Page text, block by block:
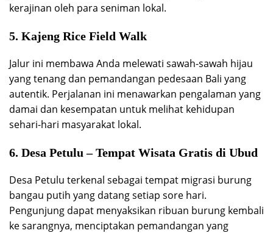
kerajinan oleh para seniman lokal.
5. Kajeng Rice Field Walk
Jalur ini membawa Anda melewati sawah-sawah hijau
yang tenang dan pemandangan pedesaan Bali yang
autentik. Perjalanan ini menawarkan pengalaman yang
damai dan kesempatan untuk melihat kehidupan
sehari-hari masyarakat lokal.
6. Desa Petulu – Tempat Wisata Gratis di Ubud
Desa Petulu terkenal sebagai tempat migrasi burung
bangau putih yang datang setiap sore hari.
Pengunjung dapat menyaksikan ribuan burung kembali
ke sarangnya, menciptakan pemandangan yang